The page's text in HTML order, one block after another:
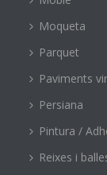
Moqueta
Parquet
Paviments
Persiana
Pintura /
Reixes i